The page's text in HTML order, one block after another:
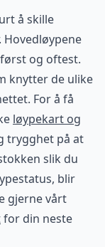
å skille
og oftest.
knytter de ulike
For å få
løypekart og
trygghet på at
slik du
blir
gjerne vårt
for din neste